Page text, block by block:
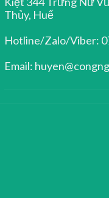
Thủy, Huế
Hotline/Zalo/Viber:
Email: